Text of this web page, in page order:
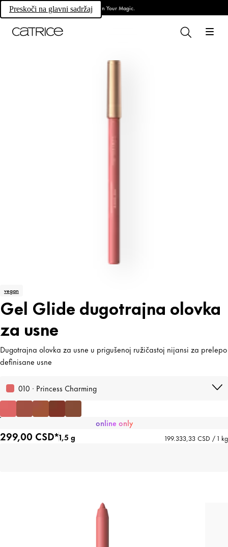
Preskoči na glavni sadržaj Own Your Magic.
vegan
Gel Glide dugotrajna olovka
za usne
Dugotrajna olovka za usne u prigušenoj ružičastoj nijansi za prelepo
definisane usne
010 · Princess Charming
online only
299,00 CSD*1,5 g 199.333,33 CSD / 1 kg